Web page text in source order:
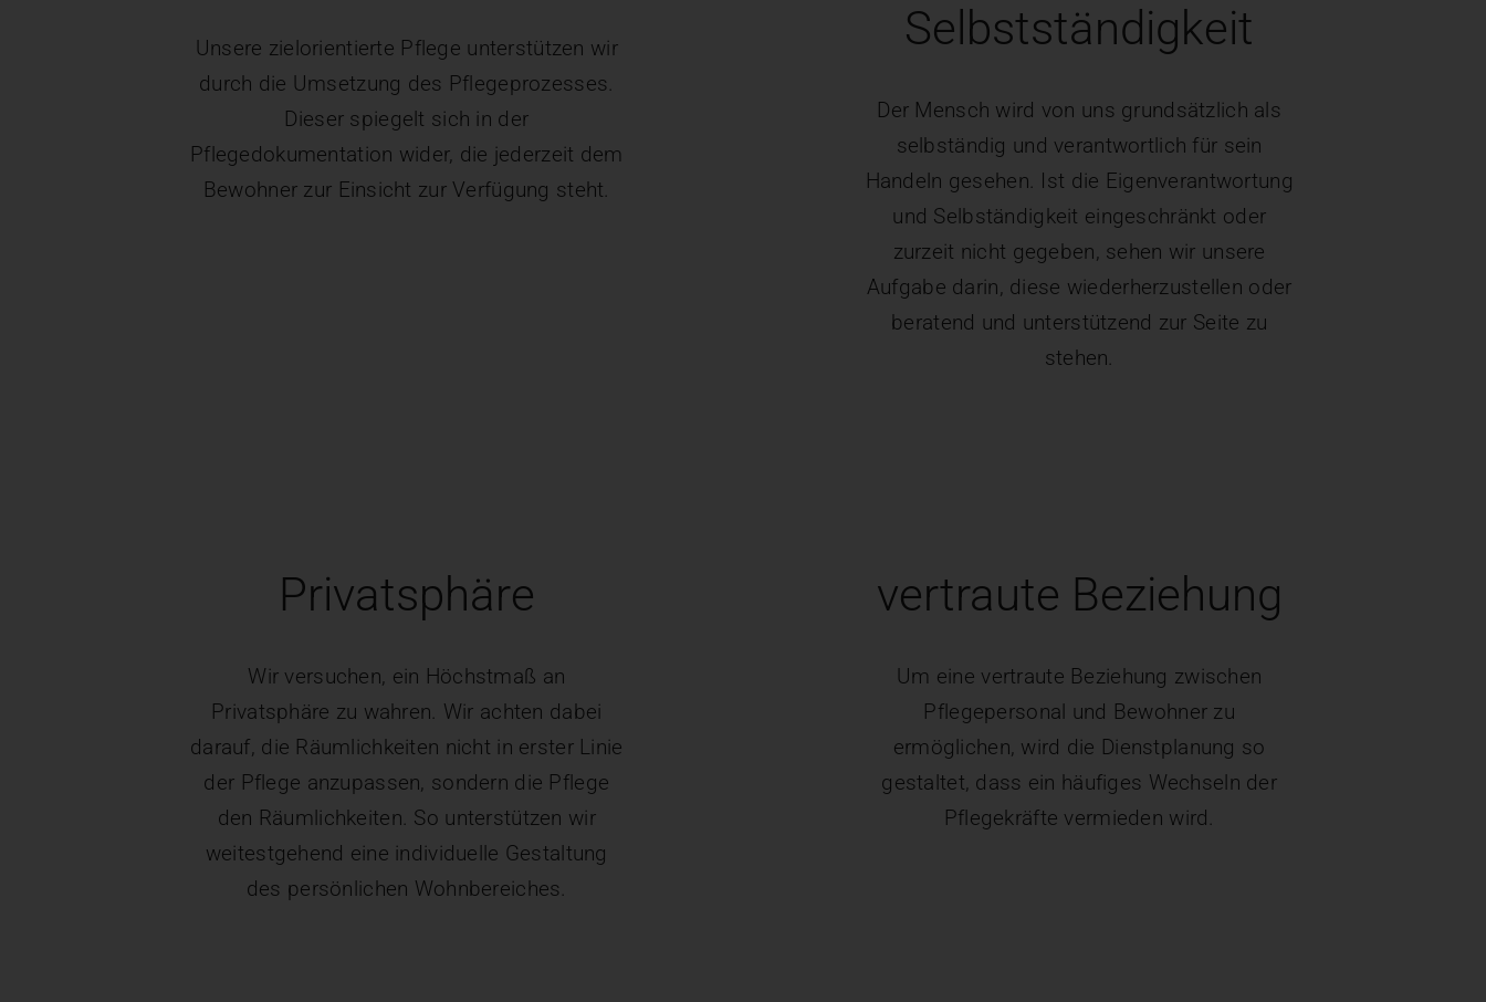
Unsere zielorientierte Pflege unterstützen wir
durch die Umsetzung des Pflegeprozesses.
Dieser spiegelt sich in der
Pflegedokumentation wider, die jederzeit dem
Bewohner zur Einsicht zur Verfügung steht.
Selbstständigkeit
Der Mensch wird von uns grundsätzlich als
selbständig und verantwortlich für sein
Handeln gesehen. Ist die Eigenverantwortung
und Selbständigkeit eingeschränkt oder
zurzeit nicht gegeben, sehen wir unsere
Aufgabe darin, diese wiederherzustellen oder
beratend und unterstützend zur Seite zu
stehen.
Privatsphäre
Wir versuchen, ein Höchstmaß an
Privatsphäre zu wahren. Wir achten dabei
darauf, die Räumlichkeiten nicht in erster Linie
der Pflege anzupassen, sondern die Pflege
den Räumlichkeiten. So unterstützen wir
weitestgehend eine individuelle Gestaltung
des persönlichen Wohnbereiches.
vertraute Beziehung
Um eine vertraute Beziehung zwischen
Pflegepersonal und Bewohner zu
ermöglichen, wird die Dienstplanung so
gestaltet, dass ein häufiges Wechseln der
Pflegekräfte vermieden wird.